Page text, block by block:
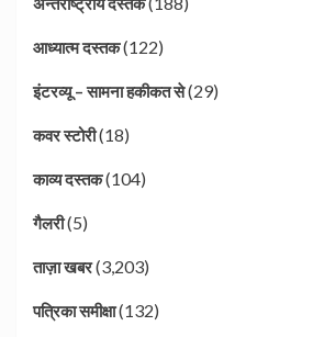
आध्यात्म दस्तक(122)
इंटरव्यू – सामना हकीकत से(29)
कवर स्टोरी(18)
काव्य दस्तक(104)
गैलरी(5)
ताज़ा खबर(3,203)
पत्रिका समीक्षा(132)